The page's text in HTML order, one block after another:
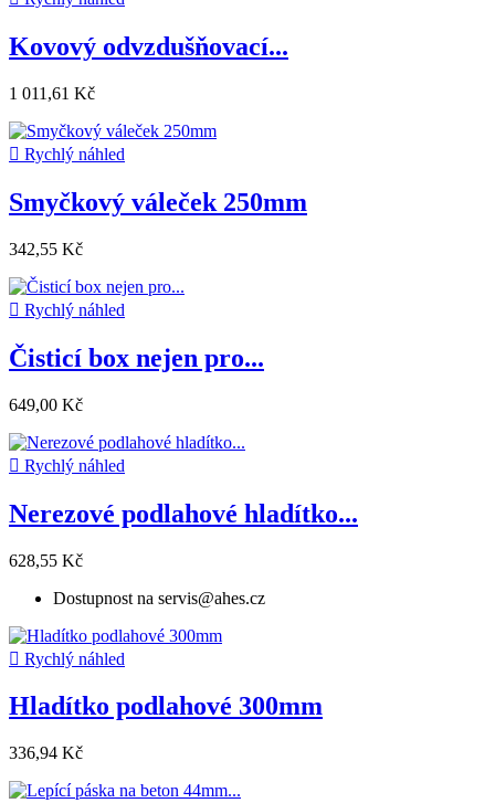
Kovový odvzdušňovací...
1 011,61 Kč
 Rychlý náhled
Smyčkový váleček 250mm
342,55 Kč
 Rychlý náhled
Čisticí box nejen pro...
649,00 Kč
 Rychlý náhled
Nerezové podlahové hladítko...
628,55 Kč
Dostupnost na servis@ahes.cz
 Rychlý náhled
Hladítko podlahové 300mm
336,94 Kč